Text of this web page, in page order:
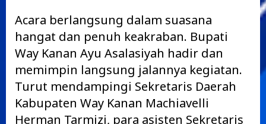
Acara berlangsung dalam suasana
hangat dan penuh keakraban. Bupati
Way Kanan Ayu Asalasiyah hadir dan
memimpin langsung jalannya kegiatan.
Turut mendampingi Sekretaris Daerah
Kabupaten Way Kanan Machiavelli
Herman Tarmizi, para asisten Sekretaris